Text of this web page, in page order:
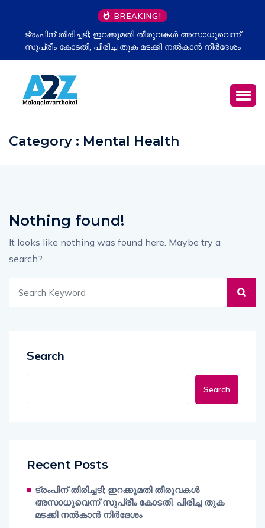
BREAKING!
ട്രംപിന് തിരിച്ചടി; ഇറക്കുമതി തീരുവകൾ അസാധുവെന്ന്
സുപ്രീം കോടതി, പിരിച്ച തുക മടക്കി നൽകാൻ നിർദേശം
Category : Mental Health
Nothing found!
It looks like nothing was found here. Maybe try a
search?
Search
Search
Recent Posts
ട്രംപിന് തിരിച്ചടി; ഇറക്കുമതി തീരുവകൾ
അസാധുവെന്ന് സുപ്രീം കോടതി, പിരിച്ച തുക
മടക്കി നൽകാൻ നിർദേശം